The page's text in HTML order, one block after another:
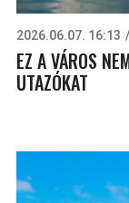
2026.06.07. 16:13
EZ A VÁROS
UTAZÓKAT